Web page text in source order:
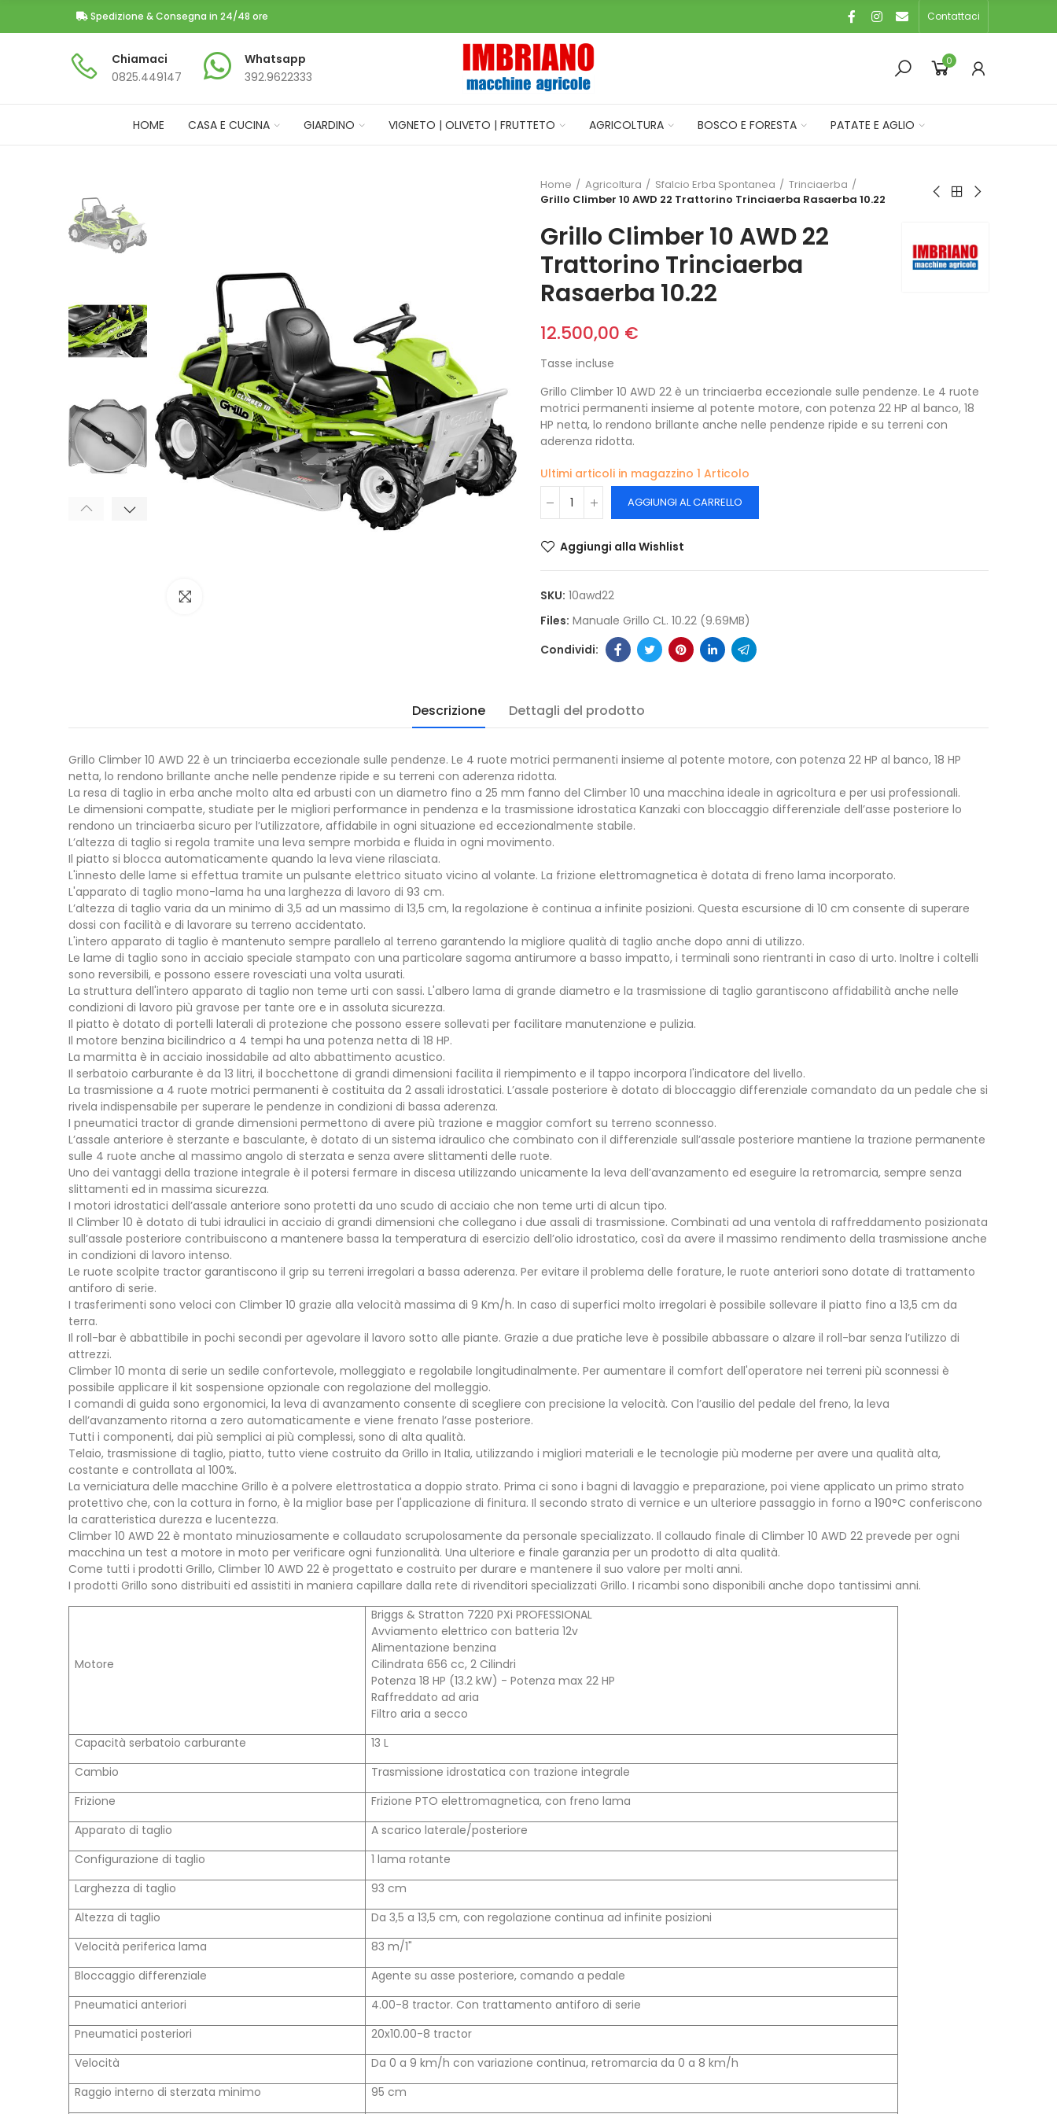
Spedizione & Consegna in 24/48 ore Contattaci
Chiamaci
0825.449147​
Whatsapp
392.9622333
0
HOME CASA E CUCINA GIARDINO VIGNETO | OLIVETO | FRUTTETO AGRICOLTURA BOSCO E FORESTA PATATE E AGLIO
Home Agricoltura Sfalcio Erba Spontanea
Trinciaerba
Grillo Climber 10 AWD 22 Trattorino Trinciaerba Rasaerba 10.22
Grillo Climber 10 AWD 22
Trattorino Trinciaerba
Rasaerba 10.22
12.500,00 €
Tasse incluse
Grillo Climber 10 AWD 22 è un trinciaerba eccezionale sulle pendenze. Le 4 ruote
motrici permanenti insieme al potente motore, con potenza 22 HP al banco, 18
HP netta, lo rendono brillante anche nelle pendenze ripide e su terreni con
aderenza ridotta.
Ultimi articoli in magazzino 1 Articolo
AGGIUNGI AL CARRELLO
Aggiungi alla Wishlist
SKU: 10awd22
Files: Manuale Grillo CL. 10.22 (9.69MB)
Descrizione Dettagli del prodotto
Grillo Climber 10 AWD 22 è un trinciaerba eccezionale sulle pendenze. Le 4 ruote motrici permanenti insieme al potente motore, con potenza 22 HP al banco, 18 HP
netta, lo rendono brillante anche nelle pendenze ripide e su terreni con aderenza ridotta.
La resa di taglio in erba anche molto alta ed arbusti con un diametro fino a 25 mm fanno del Climber 10 una macchina ideale in agricoltura e per usi professionali.
Le dimensioni compatte, studiate per le migliori performance in pendenza e la trasmissione idrostatica Kanzaki con bloccaggio differenziale dell’asse posteriore lo
rendono un trinciaerba sicuro per l’utilizzatore, affidabile in ogni situazione ed eccezionalmente stabile.
L’altezza di taglio si regola tramite una leva sempre morbida e fluida in ogni movimento.
Il piatto si blocca automaticamente quando la leva viene rilasciata.
L'innesto delle lame si effettua tramite un pulsante elettrico situato vicino al volante. La frizione elettromagnetica è dotata di freno lama incorporato.
L'apparato di taglio mono-lama ha una larghezza di lavoro di 93 cm.
L’altezza di taglio varia da un minimo di 3,5 ad un massimo di 13,5 cm, la regolazione è continua a infinite posizioni. Questa escursione di 10 cm consente di superare
dossi con facilità e di lavorare su terreno accidentato.
L'intero apparato di taglio è mantenuto sempre parallelo al terreno garantendo la migliore qualità di taglio anche dopo anni di utilizzo.
Le lame di taglio sono in acciaio speciale stampato con una particolare sagoma antirumore a basso impatto, i terminali sono rientranti in caso di urto. Inoltre i coltelli
sono reversibili, e possono essere rovesciati una volta usurati.
La struttura dell'intero apparato di taglio non teme urti con sassi. L'albero lama di grande diametro e la trasmissione di taglio garantiscono affidabilità anche nelle
condizioni di lavoro più gravose per tante ore e in assoluta sicurezza.
Il piatto è dotato di portelli laterali di protezione che possono essere sollevati per facilitare manutenzione e pulizia.
Il motore benzina bicilindrico a 4 tempi ha una potenza netta di 18 HP.
La marmitta è in acciaio inossidabile ad alto abbattimento acustico.
Il serbatoio carburante è da 13 litri, il bocchettone di grandi dimensioni facilita il riempimento e il tappo incorpora l'indicatore del livello.
La trasmissione a 4 ruote motrici permanenti è costituita da 2 assali idrostatici. L’assale posteriore è dotato di bloccaggio differenziale comandato da un pedale che si
rivela indispensabile per superare le pendenze in condizioni di bassa aderenza.
I pneumatici tractor di grande dimensioni permettono di avere più trazione e maggior comfort su terreno sconnesso.
L’assale anteriore è sterzante e basculante, è dotato di un sistema idraulico che combinato con il differenziale sull’assale posteriore mantiene la trazione permanente
sulle 4 ruote anche al massimo angolo di sterzata e senza avere slittamenti delle ruote.
Uno dei vantaggi della trazione integrale è il potersi fermare in discesa utilizzando unicamente la leva dell’avanzamento ed eseguire la retromarcia, sempre senza
slittamenti ed in massima sicurezza.
I motori idrostatici dell’assale anteriore sono protetti da uno scudo di acciaio che non teme urti di alcun tipo.
Il Climber 10 è dotato di tubi idraulici in acciaio di grandi dimensioni che collegano i due assali di trasmissione. Combinati ad una ventola di raffreddamento posizionata
sull’assale posteriore contribuiscono a mantenere bassa la temperatura di esercizio dell’olio idrostatico, così da avere il massimo rendimento della trasmissione anche
in condizioni di lavoro intenso.
Le ruote scolpite tractor garantiscono il grip su terreni irregolari a bassa aderenza. Per evitare il problema delle forature, le ruote anteriori sono dotate di trattamento
antiforo di serie.
I trasferimenti sono veloci con Climber 10 grazie alla velocità massima di 9 Km/h. In caso di superfici molto irregolari è possibile sollevare il piatto fino a 13,5 cm da
terra.
Il roll-bar è abbattibile in pochi secondi per agevolare il lavoro sotto alle piante. Grazie a due pratiche leve è possibile abbassare o alzare il roll-bar senza l’utilizzo di
attrezzi.
Climber 10 monta di serie un sedile confortevole, molleggiato e regolabile longitudinalmente. Per aumentare il comfort dell'operatore nei terreni più sconnessi è
possibile applicare il kit sospensione opzionale con regolazione del molleggio.
I comandi di guida sono ergonomici, la leva di avanzamento consente di scegliere con precisione la velocità. Con l’ausilio del pedale del freno, la leva
dell’avanzamento ritorna a zero automaticamente e viene frenato l’asse posteriore.
Tutti i componenti, dai più semplici ai più complessi, sono di alta qualità.
Telaio, trasmissione di taglio, piatto, tutto viene costruito da Grillo in Italia, utilizzando i migliori materiali e le tecnologie più moderne per avere una qualità alta,
costante e controllata al 100%.
La verniciatura delle macchine Grillo è a polvere elettrostatica a doppio strato. Prima ci sono i bagni di lavaggio e preparazione, poi viene applicato un primo strato
protettivo che, con la cottura in forno, è la miglior base per l'applicazione di finitura. Il secondo strato di vernice e un ulteriore passaggio in forno a 190°C conferiscono
la caratteristica durezza e lucentezza.
Climber 10 AWD 22 è montato minuziosamente e collaudato scrupolosamente da personale specializzato. Il collaudo finale di Climber 10 AWD 22 prevede per ogni
macchina un test a motore in moto per verificare ogni funzionalità. Una ulteriore e finale garanzia per un prodotto di alta qualità.
Come tutti i prodotti Grillo, Climber 10 AWD 22 è progettato e costruito per durare e mantenere il suo valore per molti anni.
I prodotti Grillo sono distribuiti ed assistiti in maniera capillare dalla rete di rivenditori specializzati Grillo. I ricambi sono disponibili anche dopo tantissimi anni.
Motore
Briggs & Stratton 7220 PXi PROFESSIONAL
Avviamento elettrico con batteria 12v
Alimentazione benzina
Cilindrata 656 cc, 2 Cilindri
Potenza 18 HP (13.2 kW) - Potenza max 22 HP
Raffreddato ad aria
Filtro aria a secco
Capacità serbatoio carburante
13 L
Cambio
Trasmissione idrostatica con trazione integrale
Frizione
Frizione PTO elettromagnetica, con freno lama
Apparato di taglio
A scarico laterale/posteriore
Configurazione di taglio
1 lama rotante
Larghezza di taglio
93 cm
Altezza di taglio
Da 3,5 a 13,5 cm, con regolazione continua ad infinite posizioni
Velocità periferica lama
83 m/1"
Bloccaggio differenziale
Agente su asse posteriore, comando a pedale
Pneumatici anteriori
4.00-8 tractor. Con trattamento antiforo di serie
Pneumatici posteriori
20x10.00-8 tractor
Velocità
Da 0 a 9 km/h con variazione continua, retromarcia da 0 a 8 km/h
Raggio interno di sterzata minimo
95 cm